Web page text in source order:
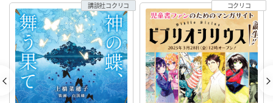
講談社コクリコ コクリコ